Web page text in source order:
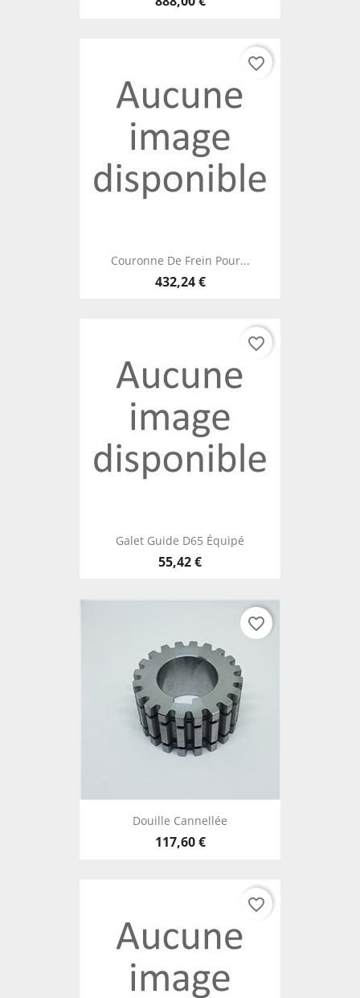
Couronne De Frein Pour...
432,24 €
favorite_border
Galet Guide D65 Équipé
55,42 €
favorite_border
Douille Cannellée
117,60 €
favorite_border
favorite_border